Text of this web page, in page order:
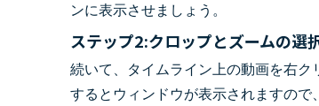
ンに表示させましょう。
ステップ2:クロップとズームの選
続いて、タイムライン上の動画を右ク
するとウィンドウが表示されますの